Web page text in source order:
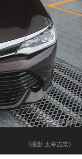
《撮影 太宰吉崇》